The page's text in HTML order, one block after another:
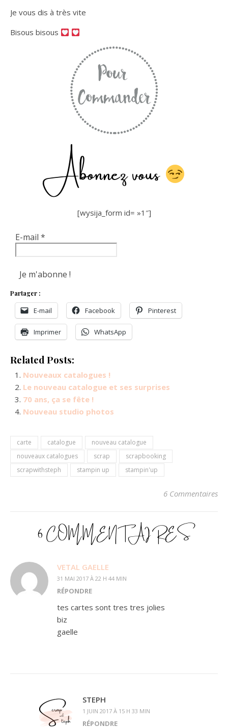
Je vous dis à très vite
Bisous bisous
Abonnez vous
[wysija_form id= »1″]
E-mail *
Partager :
E-mail Facebook Pinterest
Imprimer WhatsApp
Related Posts:
Nouveaux catalogues !
Le nouveau catalogue et ses surprises
70 ans, ça se fête !
Nouveau studio photos
carte catalogue
nouveau catalogue
nouveaux catalogues
scrap
scrapbooking
scrapwithsteph
stampin up stampin'up
6 Commentaires
6 COMMENTAIRES
VETAL GAELLE
31 MAI 2017 À 22 H 44 MIN
RÉPONDRE
tes cartes sont tres tres jolies
biz
gaelle
STEPH
1 JUIN 2017 À 15 H 33 MIN
RÉPONDRE